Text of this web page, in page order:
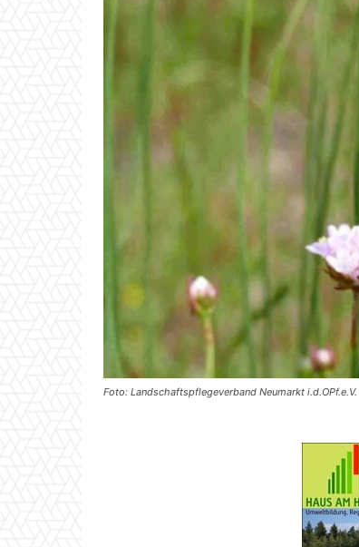
Foto: Landschaftspflegeverband Neumarkt i.d.OPf.e.V.